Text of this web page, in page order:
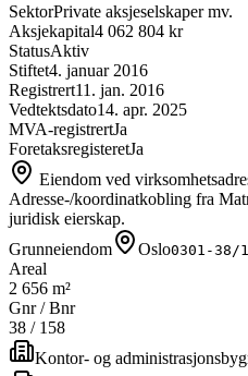
SektorPrivate aksjeselskaper mv.
Aksjekapital4 062 804 kr
StatusAktiv
Stiftet4. januar 2016
Registrert11. jan. 2016
Vedtektsdato14. apr. 2025
MVA-registrertJa
ForetaksregisteretJa
Eiendom ved
Adresse-/koordinatkobling fra
juridisk eierskap.
Grunneiendom
Oslo0301-38/
Areal
2 656 m²
Gnr / Bnr
38 / 158
Kontor- og